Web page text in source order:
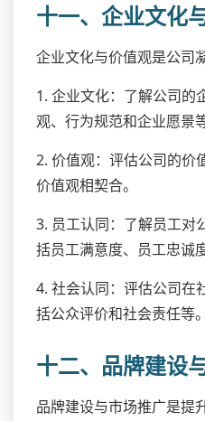
十一、企业文化
企业文化与价值观是公司
1. 企业文化：了解公司的
观、行为规范和企业愿景等
2. 价值观：评估公司的价
价值观相契合。
3. 员工认同：了解员工对
括员工满意度、员工忠诚
4. 社会认同：评估公司在
括公众评价和社会责任等。
十二、品牌建设
品牌建设与市场推广是提